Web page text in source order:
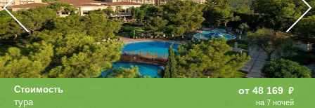
Стоимость
тура
от 48 169 ₽
на 7 ночей